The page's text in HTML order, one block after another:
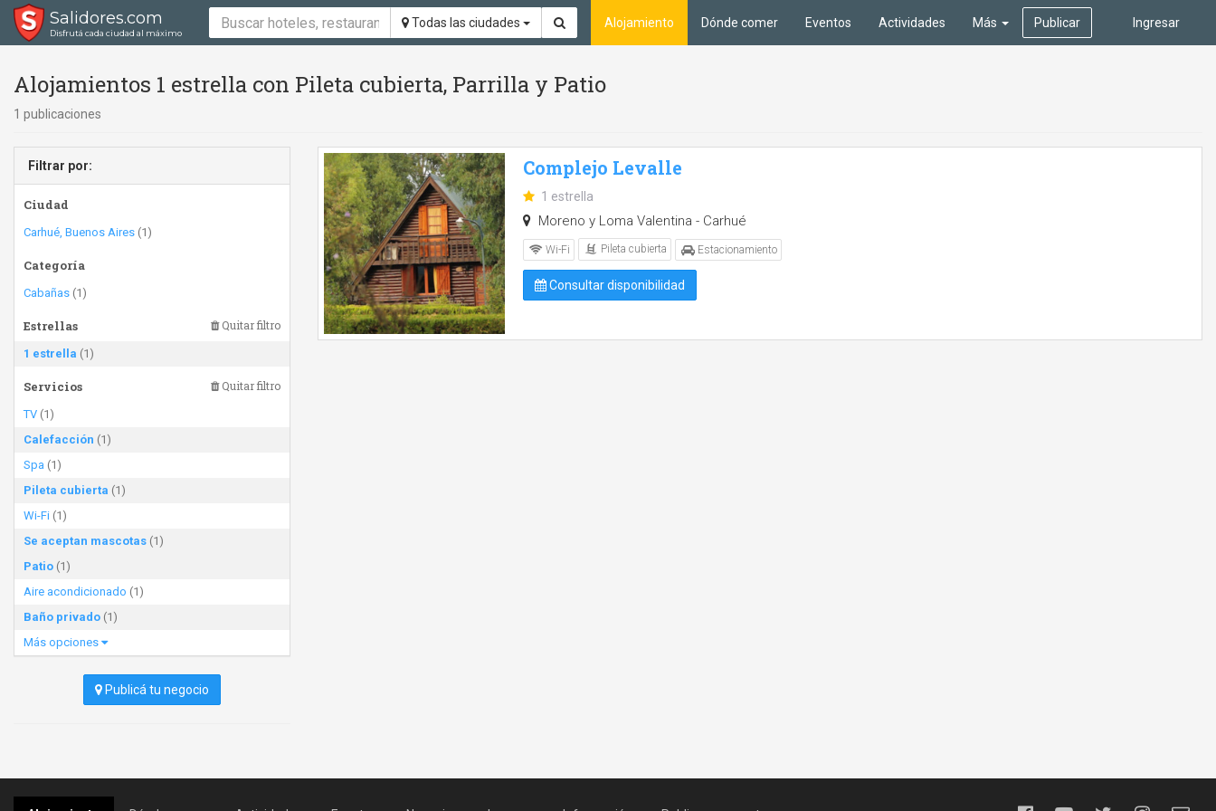
Salidores.com
Disfrutá cada ciudad al máximo
Todas las ciudades Ingresar
Alojamiento Dónde comer Eventos Actividades Más Publicar
Alojamientos 1 estrella con Pileta cubierta, Parrilla y Patio
1 publicaciones
Filtrar por:
Ciudad
Carhué, Buenos Aires (1)
Categoría
Cabañas (1)
Estrellas Quitar filtro
1 estrella (1)
Servicios Quitar filtro
TV (1)
Calefacción (1)
Spa (1)
Pileta cubierta (1)
Wi-Fi (1)
Se aceptan mascotas (1)
Patio (1)
Aire acondicionado (1)
Baño privado (1)
Más opciones
Publicá tu negocio
Complejo Levalle
1 estrella
Moreno y Loma Valentina - Carhué
Wi-Fi Pileta cubierta Estacionamiento
Consultar disponibilidad